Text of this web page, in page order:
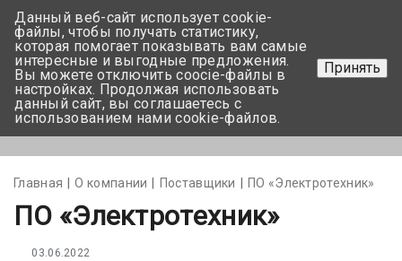
+375 17-350-99-56
+375 44-752-82-08
Задать вопрос
Главная О компании Поставщики ПО «Электротехник»
ПО «Электротехник»
03.06.2022
Данный веб-сайт использует cookie-
файлы, чтобы получать статистику,
которая помогает показывать вам самые
интересные и выгодные предложения.
Вы можете отключить coocie-файлы в
настройках. Продолжая использовать
данный сайт, вы соглашаетесь с
использованием нами cookie-файлов.
Принять